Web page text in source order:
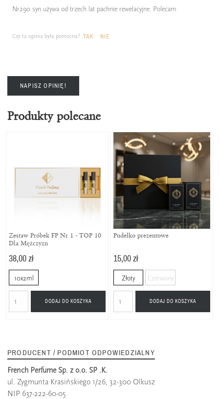
Nr290 syn używa od trzech lat pachnie rewelacyjne. Polecam
Czy ta opinia była pomocna? TAK NIE
NAPISZ OPINIĘ!
Produkty polecane
Zestaw Próbek FP Nr 1 - TOP 10
Dla Mężczyzn
38,00 zł
10x2ml
DODAJ DO KOSZYKA
Pudełko prezentowe
15,00 zł
Złoty Czerwony
DODAJ DO KOSZYKA
PRODUCENT / PODMIOT ODPOWIEDZIALNY
French Perfume Sp. z o.o. SP .K.
ul. Zygmunta Krasińskiego 1/26, 32-300 Olkusz
NIP 637-222-60-05